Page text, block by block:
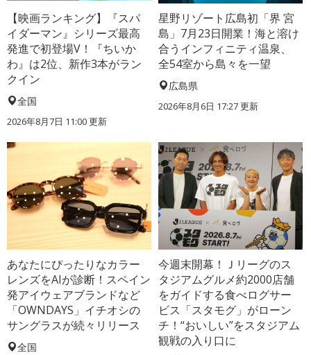
【映画ランキング】『スパ
イダーマン』シリーズ最高
発進で初登場V！『ちいか
わ』は2位、新作3本がラン
クイン
全国
2026年8月7日 11:00更新
星野リゾート広島初「界 宮
島」7月23日開業！海と溶け
合うインフィニティ温泉、
全54室から島々を一望
広島県
2026年8月6日 17:27更新
あなたにぴったりなカラー
レンズをAIが診断！スペイン
発アイウェアブランドなど
「OWNDAYS」イチオシの
サングラスが続々リリース
全国
今週末開幕！Ｊリーグのス
タジアムグルメ約2000店舗
をガイドする食べログサー
ビス「スタモグ」がローン
チ！“おいしい”をスタジアム
観戦の入り口に